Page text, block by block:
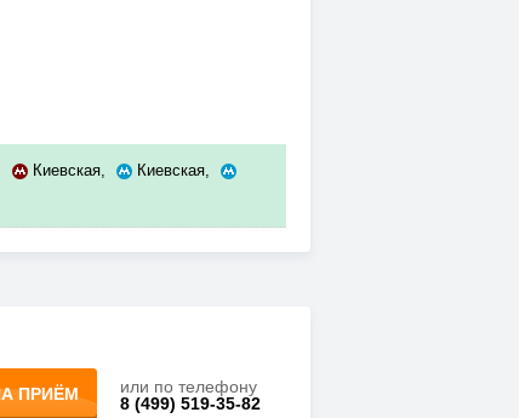
Киевская, Киевская,
ПРИЁМ
или по телефону
8 (499) 519-35-82